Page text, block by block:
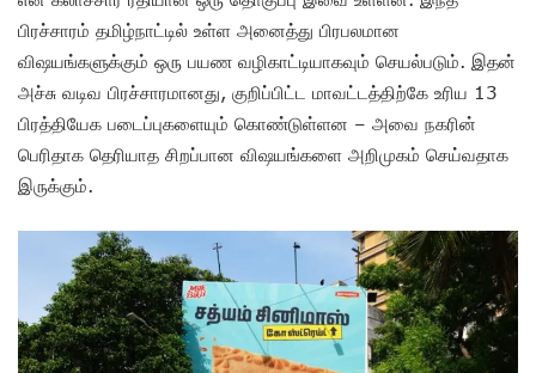
பிரச்சாரம் தமிழ்நாட்டில் உள்ள அனைத்து பிரபலமான
விஷயங்களுக்கும் ஒரு பயண வழிகாட்டியாகவும் செயல்படும். இதன்
அச்சு வடிவ பிரச்சாரமானது, குறிப்பிட்ட மாவட்டத்திற்கே உரிய 13
பிரத்தியேக படைப்புகளையும் கொண்டுள்ளன – அவை நகரின்
பெரிதாக தெரியாத சிறப்பான விஷயங்களை அறிமுகம் செய்வதாக
இருக்கும்.